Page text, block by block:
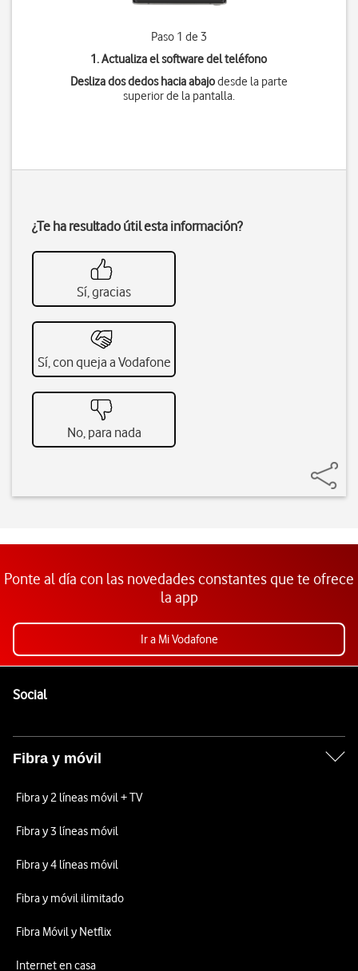
Paso 1 de 3
1. Actualiza el software del teléfono
Desliza dos dedos hacia abajodesde la parte
superior de la pantalla.
¿Te ha resultado útil esta información?
Sí, gracias
Sí, con queja a Vodafone
No, para nada
Ponte al día con las novedades constantes que te ofrece
la app
Ir a Mi Vodafone
SocialEnlaces a las redes sociales de Vodafone
Fibra y móvil
Fibra y 2 líneas móvil + TV
Fibra y 3 líneas móvil
Fibra y 4 líneas móvil
Fibra y móvil ilimitado
Fibra Móvil y Netflix
Internet en casa